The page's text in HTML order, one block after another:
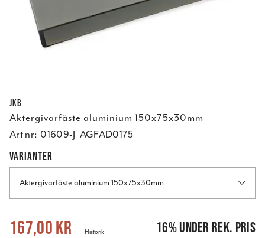
JKB
Aktergivarfäste aluminium 150x75x30mm
Art nr: 01609-J_AGFAD0175
VARIANTER
Aktergivarfäste aluminium 150x75x30mm
Nuvarande pris:167,00 kr 199,00 kr
167,00 kr Historik 16%under rek. pris